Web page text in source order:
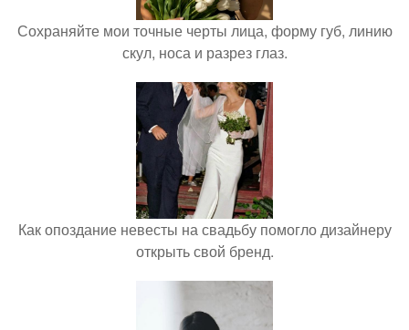
Сохраняйте мои точные черты лица, форму губ, линию
скул, носа и разрез глаз.
Как опоздание невесты на свадьбу помогло дизайнеру
открыть свой бренд.